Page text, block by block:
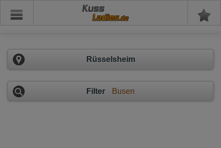
Kuss
Rüsselsheim
Filter Busen